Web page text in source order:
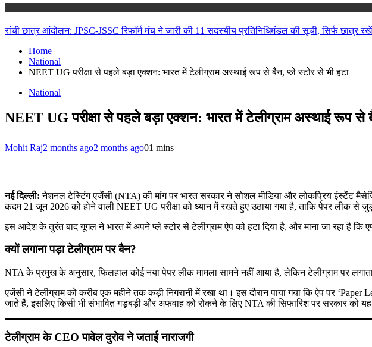
रांची छात्र आंदोलन: JPSC-JSSC रिफॉर्म मंच ने जारी की 11 सदस्यीय प्रतिनिधिमंडल की सूची, सिर्फ छात्र
Home
National
NEET UG परीक्षा से पहले बड़ा एक्शन: भारत में टेलीग्राम अस्थाई रूप से बैन, प्ले स्टोर से भी हटा
National
NEET UG परीक्षा से पहले बड़ा एक्शन: भारत में टेलीग्राम अस्थाई रूप से
Mohit Raj2 months ago2 months ago01 mins
नई दिल्ली: नेशनल टेस्टिंग एजेंसी (NTA) की मांग पर भारत सरकार ने सोशल मीडिया और लोकप्रिय इंस्टेंट
कदम 21 जून 2026 को होने वाली NEET UG परीक्षा को ध्यान में रखते हुए उठाया गया है, ताकि पेपर लीक से
इस आदेश के तुरंत बाद गूगल ने भारत में अपने प्ले स्टोर से टेलीग्राम ऐप को हटा दिया है, और माना जा रहा है कि
क्यों लगाना पड़ा टेलीग्राम पर बैन?
NTA के प्रमुख के अनुसार, फिलहाल कोई नया पेपर लीक मामला सामने नहीं आया है, लेकिन टेलीग्राम पर
एजेंसी ने टेलीग्राम को करीब एक महीने तक कड़ी निगरानी में रखा था। इस दौरान पाया गया कि ऐप पर
जाते हैं, इसलिए किसी भी संभावित गड़बड़ी और अफवाह को रोकने के लिए NTA की सिफारिश पर सरकार को
टेलीग्राम के CEO पावेल दुरोव ने जताई नाराजगी